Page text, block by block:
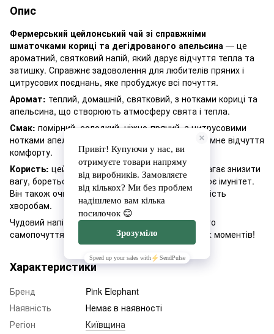
Опис
Фермерський цейлонський чай зі справжніми
шматочками кориці та дегідрованого апельсина — це
ароматний, святковий напій, який дарує відчуття тепла та
затишку. Справжнє задоволення для любителів пряних і
цитрусових поєднань, яке пробуджує всі почуття.
Аромат: теплий, домашній, святковий, з нотками кориці та
апельсина, що створюють атмосферу свята і тепла.
Смак: помірний, солодкий, ніжно-пряний, з цитрусовими
нотками апельсина, який освіжає та дарує приємне відчуття
комфорту.
Користь: цей чай покращує метаболізм, допомагає знизити
вагу, бореться з вірусами та бактеріями, зміцнює імунітет.
Він також очищує шкіру і кров, посилюючи опірність
хворобам.
Чудовий напій для підтримки здоров'я та гарного
самопочуття, ідеальний для спільних святкових моментів!
Характеристики
Бренд
Pink Elephant
Наявність
Немає в наявності
Регіон
Київщина